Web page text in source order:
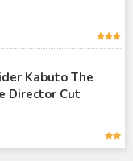
Kabuto The
Director Cut